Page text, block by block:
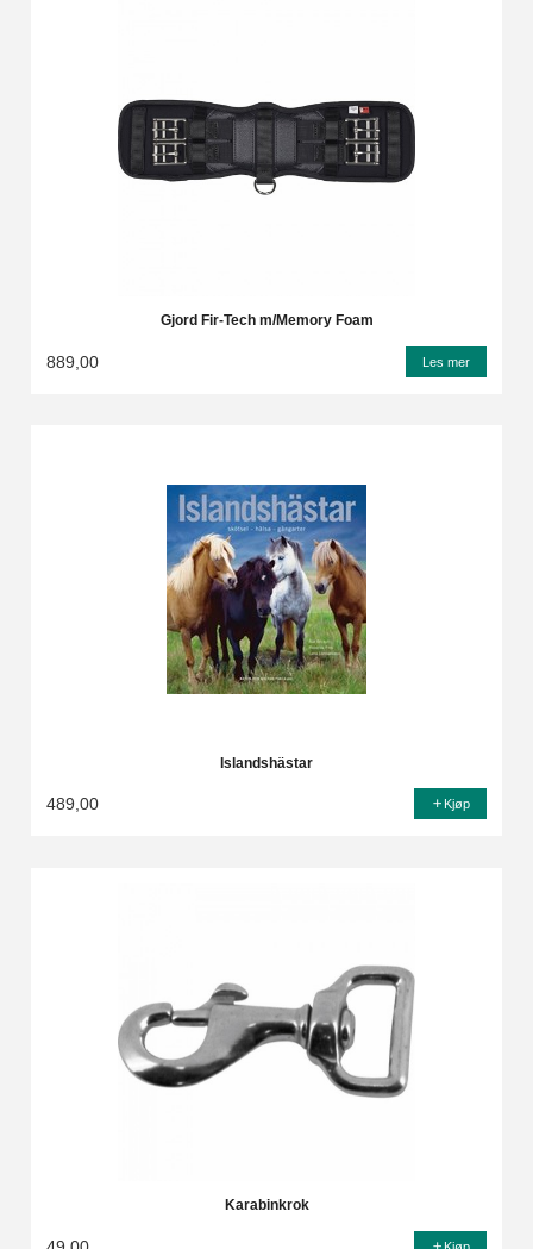
Gjord Fir-Tech m/Memory Foam
889,00 Les mer
Islandshästar
489,00 Kjøp
Karabinkrok